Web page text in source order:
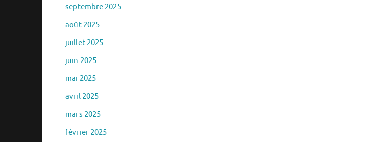
septembre 2025
août 2025
juillet 2025
juin 2025
mai 2025
avril 2025
mars 2025
février 2025